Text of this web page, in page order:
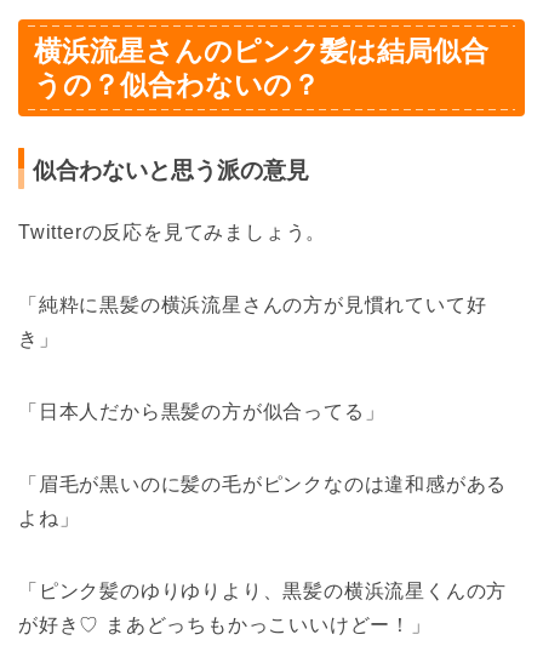
横浜流星さんのピンク髪は結局似合
うの？似合わないの？
似合わないと思う派の意見
Twitterの反応を見てみましょう。
「純粋に黒髪の横浜流星さんの方が見慣れていて好
き」
「日本人だから黒髪の方が似合ってる」
「眉毛が黒いのに髪の毛がピンクなのは違和感がある
よね」
「ピンク髪のゆりゆりより、黒髪の横浜流星くんの方
が好き♡ まあどっちもかっこいいけどー！」